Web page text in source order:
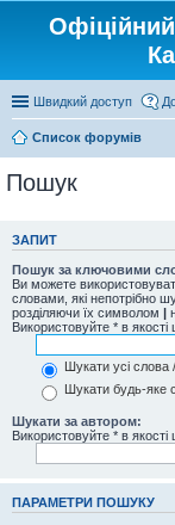
Швидкий доступ
Список форумів
Пошук
ЗАПИТ
Пошук за ключовими
Ви можете
словами, які непотрібно
розділяючи їх символом |
Використовуйте * в
Шукати усі
Шукати будь-яке
Шукати за автором:
Використовуйте * в
ПАРАМЕТРИ ПОШУКУ